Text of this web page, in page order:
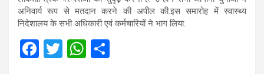
अनिवार्य रूप से मतदान करने की अपील की.इस समारोह में स्वास्थ्य
निदेशालय के सभी अधिकारी एवं कर्मचारियों ने भाग लिया.
F
T
W